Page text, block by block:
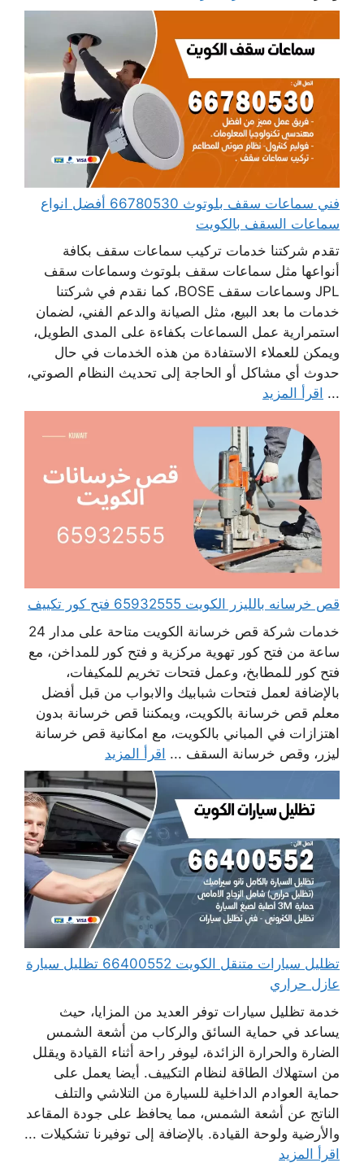
فني سماعات سقف بلوتوث 66780530 أفضل انواع
سماعات السقف بالكويت
تقدم شركتنا خدمات تركيب سماعات سقف بكافة
أنواعها مثل سماعات سقف بلوتوث وسماعات سقف
JPL وسماعات سقف BOSE، كما نقدم في شركتنا
خدمات ما بعد البيع، مثل الصيانة والدعم الفني، لضمان
استمرارية عمل السماعات بكفاءة على المدى الطويل،
ويمكن للعملاء الاستفادة من هذه الخدمات في حال
حدوث أي مشاكل أو الحاجة إلى تحديث النظام الصوتي،
... اقرأ المزيد
قص خرسانه بالليزر الكويت 65932555 فتح كور تكييف
خدمات شركة قص خرسانة الكويت متاحة على مدار 24
ساعة من فتح كور تهوية مركزية و فتح كور للمداخن، مع
فتح كور للمطابخ، وعمل فتحات تخريم للمكيفات،
بالإضافة لعمل فتحات شبابيك والابواب من قبل أفضل
معلم قص خرسانة بالكويت، ويمكننا قص خرسانة بدون
اهتزازات في المباني بالكويت، مع امكانية قص خرسانة
ليزر، وقص خرسانة السقف ... اقرأ المزيد
تظليل سيارات متنقل الكويت 66400552 تظليل سيارة
عازل حراري
خدمة تظليل سيارات توفر العديد من المزايا، حيث
يساعد في حماية السائق والركاب من أشعة الشمس
الضارة والحرارة الزائدة، ليوفر راحة أثناء القيادة ويقلل
من استهلاك الطاقة لنظام التكييف. أيضا يعمل على
حماية العوادم الداخلية للسيارة من التلاشي والتلف
الناتج عن أشعة الشمس، مما يحافظ على جودة المقاعد
والأرضية ولوحة القيادة. بالإضافة إلى توفيرنا تشكيلات ...
اقرأ المزيد